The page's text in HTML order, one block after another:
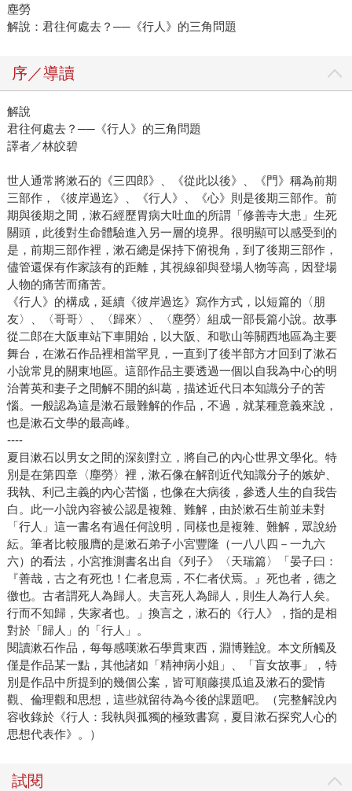
塵勞
解說：君往何處去？──《行人》的三角問題
序／導讀
解說
君往何處去？──《行人》的三角問題
譯者／林皎碧
世人通常將漱石的《三四郎》、《從此以後》、《門》稱為前期
三部作，《彼岸過迄》、《行人》、《心》則是後期三部作。前
期與後期之間，漱石經歷胃病大吐血的所謂「修善寺大患」生死
關頭，此後對生命體驗進入另一層的境界。很明顯可以感受到的
是，前期三部作裡，漱石總是保持下俯視角，到了後期三部作，
儘管還保有作家該有的距離，其視線卻與登場人物等高，因登場
人物的痛苦而痛苦。
《行人》的構成，延續《彼岸過迄》寫作方式，以短篇的〈朋
友〉、〈哥哥〉、〈歸來〉、〈塵勞〉組成一部長篇小說。故事
從二郎在大阪車站下車開始，以大阪、和歌山等關西地區為主要
舞台，在漱石作品裡相當罕見，一直到了後半部方才回到了漱石
小說常見的關東地區。這部作品主要透過一個以自我為中心的明
治菁英和妻子之間解不開的糾葛，描述近代日本知識分子的苦
惱。一般認為這是漱石最難解的作品，不過，就某種意義來說，
也是漱石文學的最高峰。
----
夏目漱石以男女之間的深刻對立，將自己的內心世界文學化。特
別是在第四章〈塵勞〉裡，漱石像在解剖近代知識分子的嫉妒、
我執、利己主義的內心苦惱，也像在大病後，參透人生的自我告
白。此一小說內容被公認是複雜、難解，由於漱石生前並未對
「行人」這一書名有過任何說明，同樣也是複雜、難解，眾說紛
紜。筆者比較服膺的是漱石弟子小宮豐隆（一八八四－一九六
六）的看法，小宮推測書名出自《列子》〈天瑞篇〉「晏子曰：
『善哉，古之有死也！仁者息焉，不仁者伏焉。』死也者，德之
徼也。古者謂死人為歸人。夫言死人為歸人，則生人為行人矣。
行而不知歸，失家者也。」換言之，漱石的《行人》，指的是相
對於「歸人」的「行人」。
閱讀漱石作品，每每感嘆漱石學貫東西，淵博難說。本文所觸及
僅是作品某一點，其他諸如「精神病小姐」、「盲女故事」，特
別是作品中所提到的幾個公案，皆可順藤摸瓜追及漱石的愛情
觀、倫理觀和思想，這些就留待為今後的課題吧。（完整解說內
容收錄於《行人：我執與孤獨的極致書寫，夏目漱石探究人心的
思想代表作》。）
試閱